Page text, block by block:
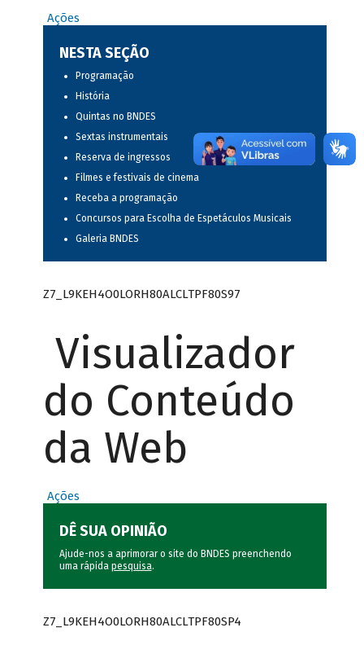
Ações
NESTA SEÇÃO
Programação
História
Quintas no BNDES
Sextas instrumentais
Reserva de ingressos
Filmes e festivais de cinema
Receba a programação
Concursos para Escolha de Espetáculos Musicais
Galeria BNDES
Z7_L9KEH4O0LORH80ALCLTPF80S97
Visualizador
do Conteúdo
da Web
Ações
DÊ SUA OPINIÃO
Ajude-nos a aprimorar o site do BNDES preenchendo
uma rápida pesquisa.
Z7_L9KEH4O0LORH80ALCLTPF80SP4